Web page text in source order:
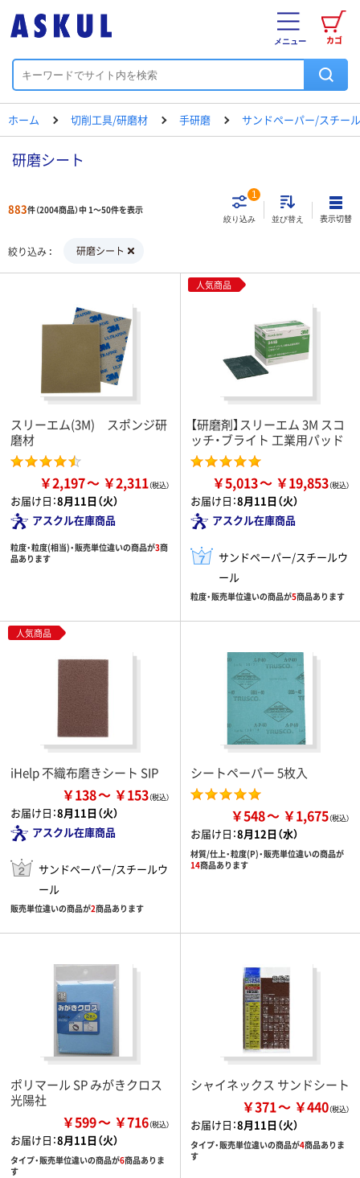
カゴ
メニュー
ホーム 切削工具/研磨材 手研磨 サンドペーパー/スチー
研磨シート
883件（2004商品）中 1～50件を表示
絞り込み
1
並び替え 表示切替
絞り込み 研磨シート
スリーエム(3M) スポンジ研
磨材
￥2,197 ￥2,311
お届け日：8月11日（火）
アスクル在庫商品
粒度・粒度(相当)・販売単位違いの商品が3商
品あります
人気商品
【研磨剤】スリーエム 3M スコ
ッチ・ブライト 工業用パッド
￥5,013 ￥19,853
お届け日：8月11日（火）
アスクル在庫商品
サンドペーパー/スチールウ
ール
粒度・販売単位違いの商品が5商品あります
人気商品
iHelp 不織布磨きシート SIP
￥138 ￥153
お届け日：8月11日（火）
アスクル在庫商品
サンドペーパー/スチールウ
ール
販売単位違いの商品が2商品あります
シートペーパー 5枚入
￥548 ￥1,675
お届け日：8月12日（水）
材質/仕上・粒度(P)・販売単位違いの商品が
14商品あります
ポリマール SP みがきクロス
光陽社
￥599 ￥716
お届け日：8月11日（火）
タイプ・販売単位違いの商品が6商品ありま
す
シャイネックス サンドシート
￥371 ￥440
お届け日：8月11日（火）
タイプ・販売単位違いの商品が4商品ありま
す